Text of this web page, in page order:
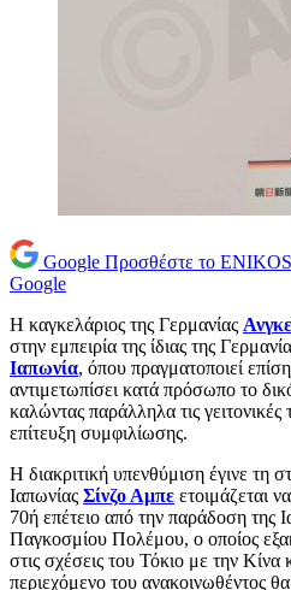
Google Προσθέστε το
Google
Η καγκελάριος της Γερμανίας
στην εμπειρία της ίδιας της
Ιαπωνία, όπου πραγματοποιεί
αντιμετωπίσει κατά πρόσωπο το
καλώντας παράλληλα τις
επίτευξη συμφιλίωσης.
Η διακριτική υπενθύμιση έγινε τη
Ιαπωνίας Σίνζο Αμπε ετοιμάζεται
70ή επέτειο από την παράδοση της
Παγκοσμίου Πολέμου, ο οποίος
στις σχέσεις του Τόκιο με την
περιεχόμενο του ανακοινωθέντος